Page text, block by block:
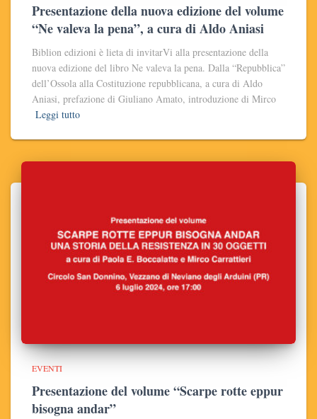
Presentazione della nuova edizione del volume
“Ne valeva la pena”, a cura di Aldo Aniasi
Biblion edizioni è lieta di invitarVi alla presentazione della
nuova edizione del libro Ne valeva la pena. Dalla “Repubblica”
dell’Ossola alla Costituzione repubblicana, a cura di Aldo
Aniasi, prefazione di Giuliano Amato, introduzione di Mirco
Leggi tutto
EVENTI
Presentazione del volume “Scarpe rotte eppur
bisogna andar”